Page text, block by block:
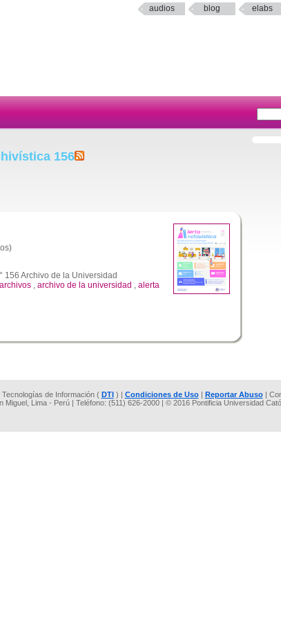
audios blog elabs
156
156 Archivo de la Universidad
archivos , archivo de la universidad , alerta
de Información ( DTI) | Condiciones de Uso| Reportar Abuso|
Miguel, Lima - Perú | Teléfono: (511) 626-2000 | © 2016 Pontificia Universidad